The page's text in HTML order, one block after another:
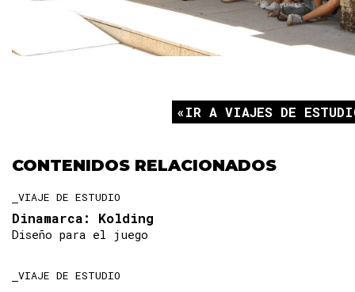
IR A VIAJES DE
CONTENIDOS RELACIONADOS
VIAJE DE ESTUDIO
Dinamarca: Kolding
Diseño para el juego
VIAJE DE ESTUDIO